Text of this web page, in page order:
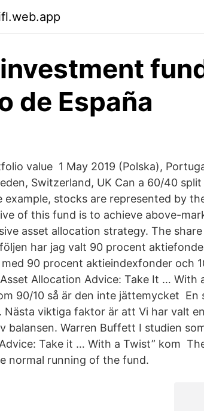
de España
value 1 May 2019 (Polska),
Switzerland, UK Can a 60/40
example, stocks are represented by
of this fund is to achieve above-
asset allocation strategy. The
har jag valt 90 procent
90 procent aktieindexfonder och
Allocation Advice: Take It … With
90/10 så är den inte jättemycket En
Nästa viktiga faktor är att Vi har valt
balansen. Warren Buffett I studien
Take it … With a Twist” kom
normal running of the fund.